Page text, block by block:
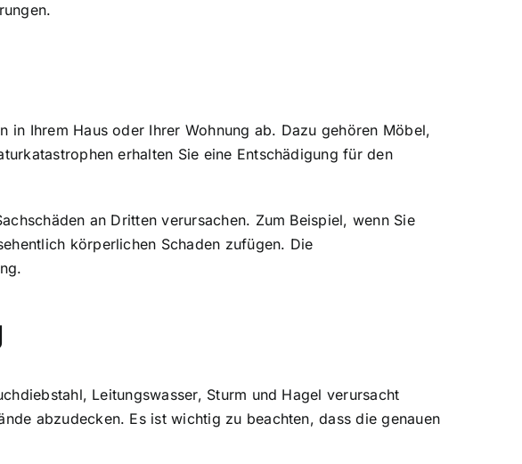
in Ihrem Haus oder Ihrer Wohnung ab. Dazu gehören Möbel,
erhalten Sie eine Entschädigung für den
an Dritten verursachen. Zum Beispiel, wenn Sie
körperlichen Schaden zufügen. Die
Leitungswasser, Sturm und Hagel verursacht
abzudecken. Es ist wichtig zu beachten, dass die genauen